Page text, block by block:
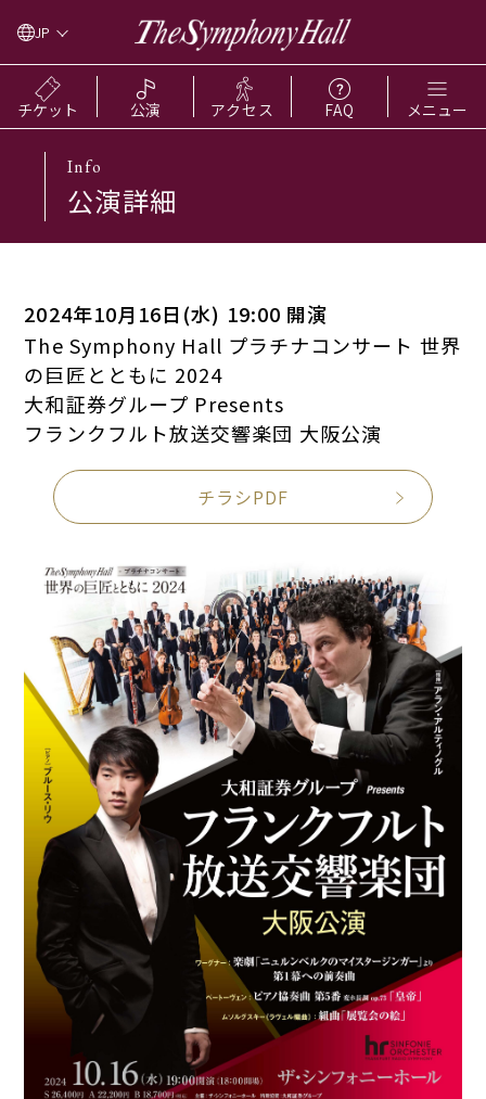
JP
チケット 公演 アクセス FAQ メニュー
Info
公演詳細
2024年10月16日(水) 19:00 開演
The Symphony Hall プラチナコンサート 世界
の巨匠とともに 2024
大和証券グループ Presents
フランクフルト放送交響楽団 大阪公演
チラシPDF